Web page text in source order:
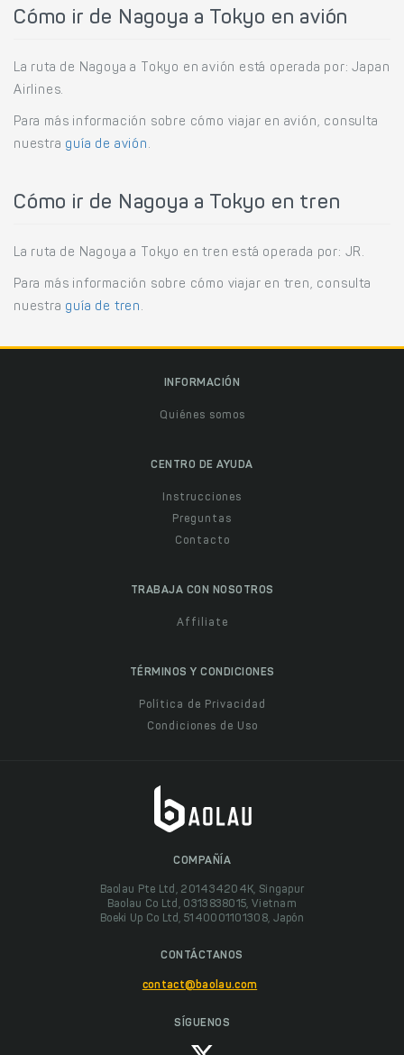
Cómo ir de Nagoya a Tokyo en avión
La ruta de Nagoya a Tokyo en avión está operada por: Japan
Airlines.
Para más información sobre cómo viajar en avión, consulta
nuestra guía de avión .
Cómo ir de Nagoya a Tokyo en tren
La ruta de Nagoya a Tokyo en tren está operada por: JR.
Para más información sobre cómo viajar en tren, consulta
nuestra guía de tren .
INFORMACIÓN
Quiénes somos
CENTRO DE AYUDA
Instrucciones
Preguntas
Contacto
TRABAJA CON NOSOTROS
Affiliate
TÉRMINOS Y CONDICIONES
Política de Privacidad
Condiciones de Uso
COMPAÑÍA
Baolau Pte Ltd, 201434204K, Singapur
Baolau Co Ltd, 0313838015, Vietnam
Boeki Up Co Ltd, 5140001101308, Japón
CONTÁCTANOS
contact@baolau.com
SÍGUENOS